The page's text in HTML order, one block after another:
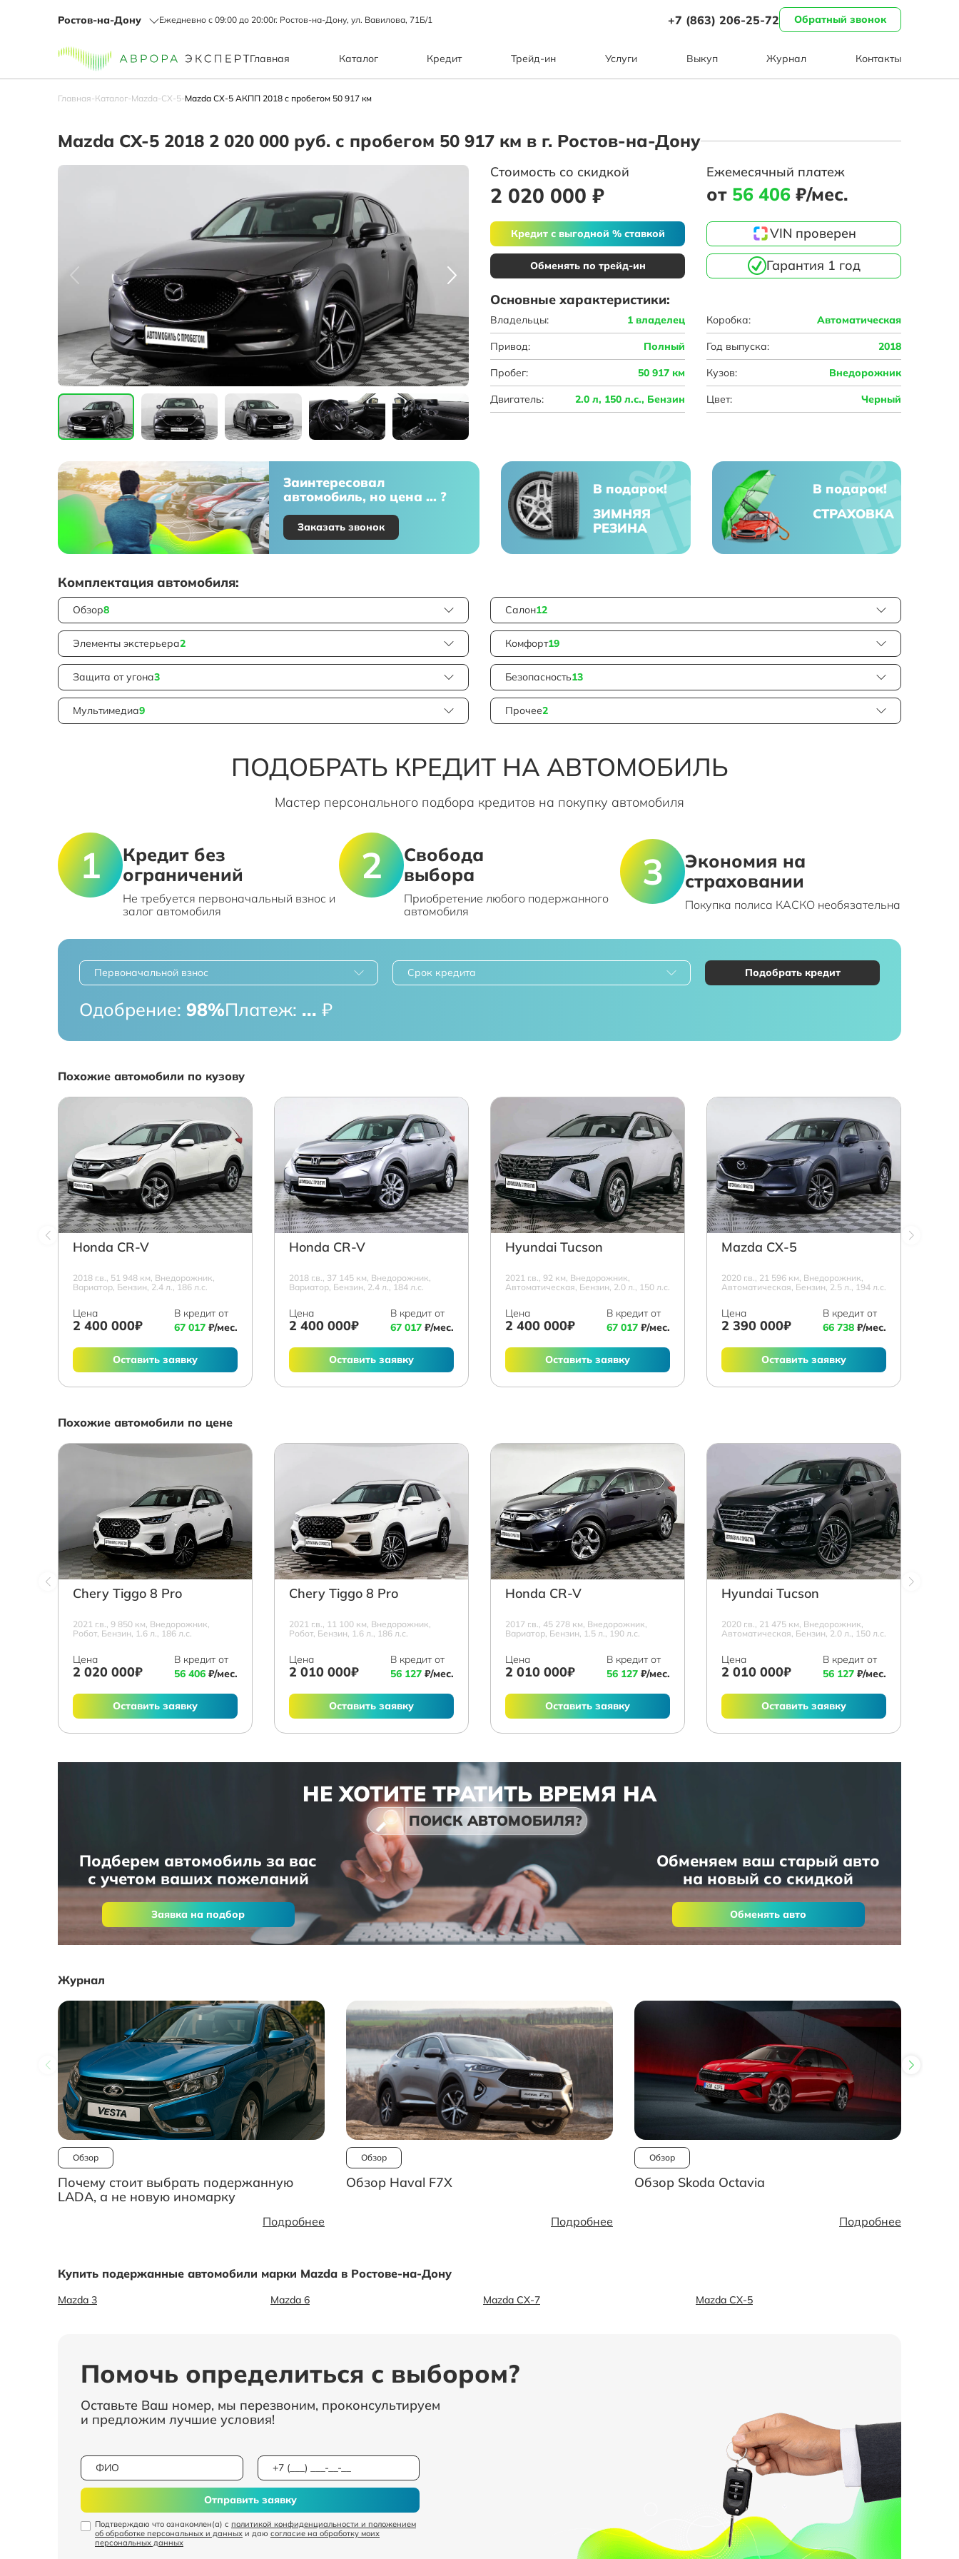
Ростов-на-Дону Ежедневно с 09:00 до 20:00г. Ростов-на-Дону, ул. Вавилова, 71Б/1 +7 (863) 206-25-72 Обратный звонок
Главная Каталог Кредит Трейд-ин Услуги Выкуп Журнал Контакты
Главная-Каталог-Mazda-СХ-5-Mazda СХ-5 АКПП 2018 с пробегом 50 917 км
Mazda СХ-5 2018 2 020 000 руб. с пробегом 50 917 км в г. Ростов-на-Дону
Стоимость со скидкой
2 020 000 ₽
Ежемесячный платеж
от 56 406 ₽/мес.
Кредит с выгодной % ставкой
Обменять по трейд-ин
VIN проверен
Гарантия 1 год
Основные характеристики:
Владельцы: 1 владелец Коробка: Автоматическая
Привод: Полный Год выпуска: 2018
Пробег: 50 917 км Кузов: Внедорожник
Двигатель: 2.0 л, 150 л.с., Бензин Цвет: Черный
Заинтересовал
автомобиль, но цена ... ?
Заказать звонок
В подарок!
ЗИМНЯЯ
РЕЗИНА
В подарок!
СТРАХОВКА
Комплектация автомобиля:
Обзор8
Элементы экстерьера2
Защита от угона3
Мультимедиа9
Салон12
Комфорт19
Безопасность13
Прочее2
ПОДОБРАТЬ КРЕДИТ НА АВТОМОБИЛЬ
Мастер персонального подбора кредитов на покупку автомобиля
Кредит без
ограничений
Не требуется первоначальный взнос и
залог автомобиля
Свобода
выбора
Приобретение любого подержанного
автомобиля
Экономия на
страховании
Покупка полиса КАСКО необязательна
Первоначальной взнос Срок кредита Подобрать кредит
Одобрение: 98%Платеж: ... ₽
Похожие автомобили по кузову
Honda CR-V
2018 г.в., 51 948 км, Внедорожник,
Вариатор, Бензин, 2.4 л., 186 л.с.
Цена
2 400 000₽
В кредит от
67 017 ₽/мес.
Оставить заявку
Honda CR-V
2018 г.в., 37 145 км, Внедорожник,
Вариатор, Бензин, 2.4 л., 184 л.с.
Цена
2 400 000₽
В кредит от
67 017 ₽/мес.
Оставить заявку
Hyundai Tucson
2021 г.в., 92 км, Внедорожник,
Автоматическая, Бензин, 2.0 л., 150 л.с.
Цена
2 400 000₽
В кредит от
67 017 ₽/мес.
Оставить заявку
Mazda СХ-5
2020 г.в., 21 596 км, Внедорожник,
Автоматическая, Бензин, 2.5 л., 194 л.с.
Цена
2 390 000₽
В кредит от
66 738 ₽/мес.
Оставить заявку
Похожие автомобили по цене
Chery Tiggo 8 Pro
2021 г.в., 9 850 км, Внедорожник,
Робот, Бензин, 1.6 л., 186 л.с.
Цена
2 020 000₽
В кредит от
56 406 ₽/мес.
Оставить заявку
Chery Tiggo 8 Pro
2021 г.в., 11 100 км, Внедорожник,
Робот, Бензин, 1.6 л., 186 л.с.
Цена
2 010 000₽
В кредит от
56 127 ₽/мес.
Оставить заявку
Honda CR-V
2017 г.в., 45 278 км, Внедорожник,
Вариатор, Бензин, 1.5 л., 190 л.с.
Цена
2 010 000₽
В кредит от
56 127 ₽/мес.
Оставить заявку
Hyundai Tucson
2020 г.в., 21 475 км, Внедорожник,
Автоматическая, Бензин, 2.0 л., 150 л.с.
Цена
2 010 000₽
В кредит от
56 127 ₽/мес.
Оставить заявку
НЕ ХОТИТЕ ТРАТИТЬ ВРЕМЯ НА
ПОИСК АВТОМОБИЛЯ?
Подберем автомобиль за вас
с учетом ваших пожеланий
Заявка на подбор
Обменяем ваш старый авто
на новый со скидкой
Обменять авто
Журнал
Обзор
Почему стоит выбрать подержанную
LADA, а не новую иномарку
Подробнее
Обзор
Обзор Haval F7X
Подробнее
Обзор
Обзор Skoda Octavia
Подробнее
Купить подержанные автомобили марки Mazda в Ростове-на-Дону
Mazda 3 Mazda 6 Mazda CX-7 Mazda СХ-5
Помочь определиться с выбором?
Оставьте Ваш номер, мы перезвоним, проконсультируем
и предложим лучшие условия!
Подтверждаю что ознакомлен(а) с политикой конфиденциальности и положением
об обработке персональных и данных и даю согласие на обработку моих
персональных данных
Отправить заявку